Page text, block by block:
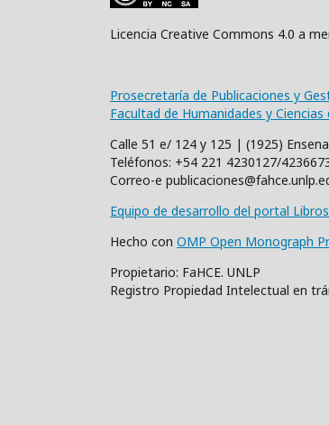
Licencia Creative Commons 4.0 a
Prosecretaría de Publicaciones y
Facultad de Humanidades y Ciencias
Calle 51 e/ 124 y 125 | (1925)
Teléfonos: +54 221 4230127/
Correo-e
Equipo de desarrollo del portal
Hecho con OMP Open Monograph
Propietario: FaHCE. UNLP
Registro Propiedad Intelectual en